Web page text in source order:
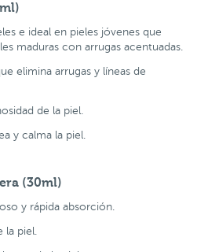
e ideal en pieles jóvenes que
maduras con arrugas acentuadas.
elimina arrugas y líneas de
de la piel.
y calma la piel.
(30ml)
y rápida absorción.
la piel.